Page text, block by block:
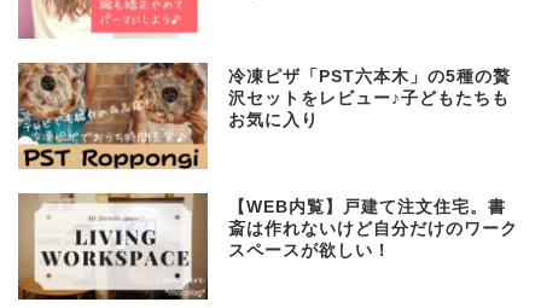
冷凍ピザ「PST六本木」の5種の贅
沢セットをレビュー♪子どもたちも
お気に入り
【WEB内覧】戸建て注文住宅。書
斎は作れないけど自分だけのワーク
スペースが欲しい！